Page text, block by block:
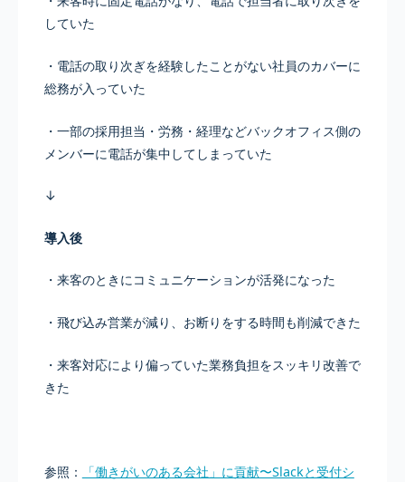
していた
・電話の取り次ぎを経験したことがない社員のカバーに
総務が入っていた
・一部の採用担当・労務・経理などバックオフィス側の
メンバーに電話が集中してしまっていた
↓
導入後
・来客のときにコミュニケーションが活発になった
・飛び込み営業が減り、お断りをする時間も削減できた
・来客対応により偏っていた業務負担をスッキリ改善で
きた
参照：
「働きがいのある会社」に貢献〜Slackと受付シ